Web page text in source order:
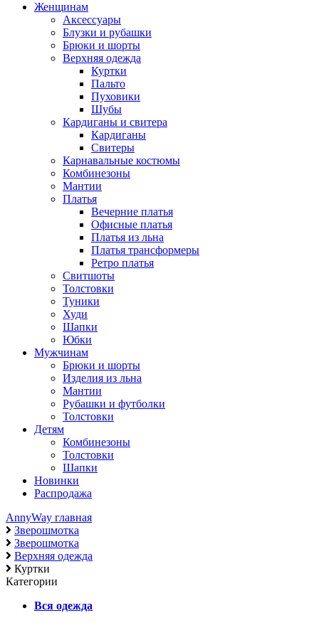
Женщинам
Аксессуары
Блузки и рубашки
Брюки и шорты
Верхняя одежда
Куртки
Пальто
Пуховики
Шубы
Кардиганы и свитера
Кардиганы
Свитеры
Карнавальные костюмы
Комбинезоны
Мантии
Платья
Вечерние платья
Офисные платья
Платья из льна
Платья трансформеры
Ретро платья
Свитшоты
Толстовки
Туники
Худи
Шапки
Юбки
Мужчинам
Брюки и шорты
Изделия из льна
Мантии
Рубашки и футболки
Толстовки
Детям
Комбинезоны
Толстовки
Шапки
Новинки
Распродажа
AnnyWay главная
Зверошмотка
Зверошмотка
Верхняя одежда
Куртки
Категории
Вся одежда